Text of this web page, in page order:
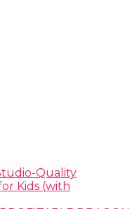
Quality
Kids (with